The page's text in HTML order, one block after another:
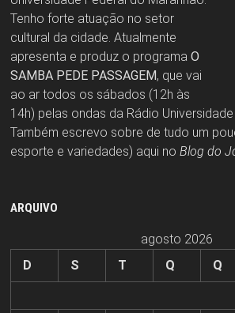
Tenho forte atuação no setor
cultural da cidade. Atualmente
apresenta e produz o programa O
SAMBA PEDE PASSAGEM, que vai
ao ar todos os sábados (12h às
14h) pelas ondas da Rádio Universidade
Também escrevo sobre de tudo um
esporte e variedades) aqui no Blog do
ARQUIVO
agosto 2026
D
S T Q Q